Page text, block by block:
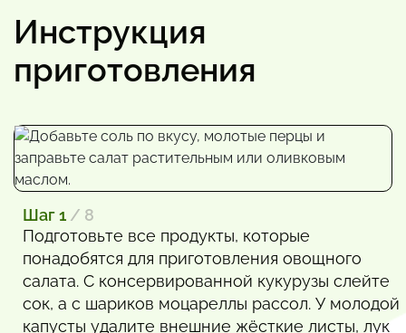
Инструкция
приготовления
Шаг 1 / 8
Подготовьте все продукты, которые
понадобятся для приготовления овощного
салата. С консервированной кукурузы слейте
сок, а с шариков моцареллы рассол. У молодой
капусты удалите внешние жёсткие листы, лук